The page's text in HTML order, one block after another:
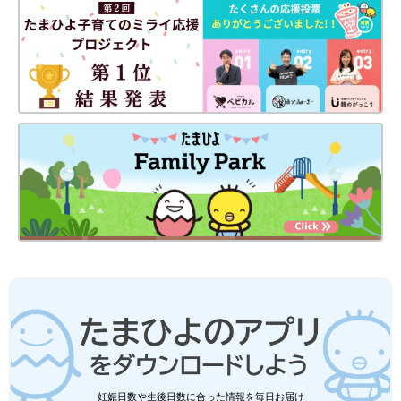
んを購入しました。今思えば痛みと吐き気で判断能力を失ってい
たのでしょう、なぜか“かつ丼”をチョイス。案の定、食べられま
せんでした。そのままかつ丼とともにLDR室へ移動。
強くなる陣痛と吐き気で脱水状態となり、点滴処置をしつつ絶飲
食の指示がありました。そしてそのまま朝を迎えて出産に。生ま
れたと同時に吐き気も吹き飛び、おなかがグーっと鳴ったこと
で、空腹に気づいた私。出産したベッドで、我が子を眺めながら
かつ丼を食べたのは良い思い出です（笑）」（きゃしー）
もうひとりの主役、夫も頑張りましたエピソード
「とにかく『痛い』を叫んでいました。陣痛の波が来るたびに夫
肉痛になってました（笑）」（yuri）
「陣痛が始まり、一定時間モニターをしていたときのことです。
夫が付き添いでモニターを見ていましたが、昼食を勢いよく食べ
妊娠日数や生後日数に合った情報を毎日お届け